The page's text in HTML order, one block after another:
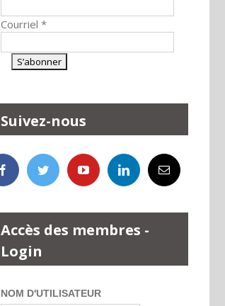
Courriel *
Suivez-nous
Accès des membres -
Login
NOM D'UTILISATEUR